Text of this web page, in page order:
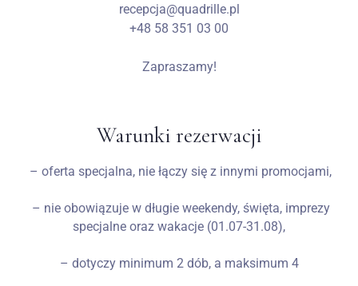
recepcja@quadrille.pl
+48 58 351 03 00
Zapraszamy!
Warunki rezerwacji
– oferta specjalna, nie łączy się z innymi promocjami,
– nie obowiązuje w długie weekendy, święta, imprezy
specjalne oraz wakacje (01.07-31.08),
– dotyczy minimum 2 dób, a maksimum 4